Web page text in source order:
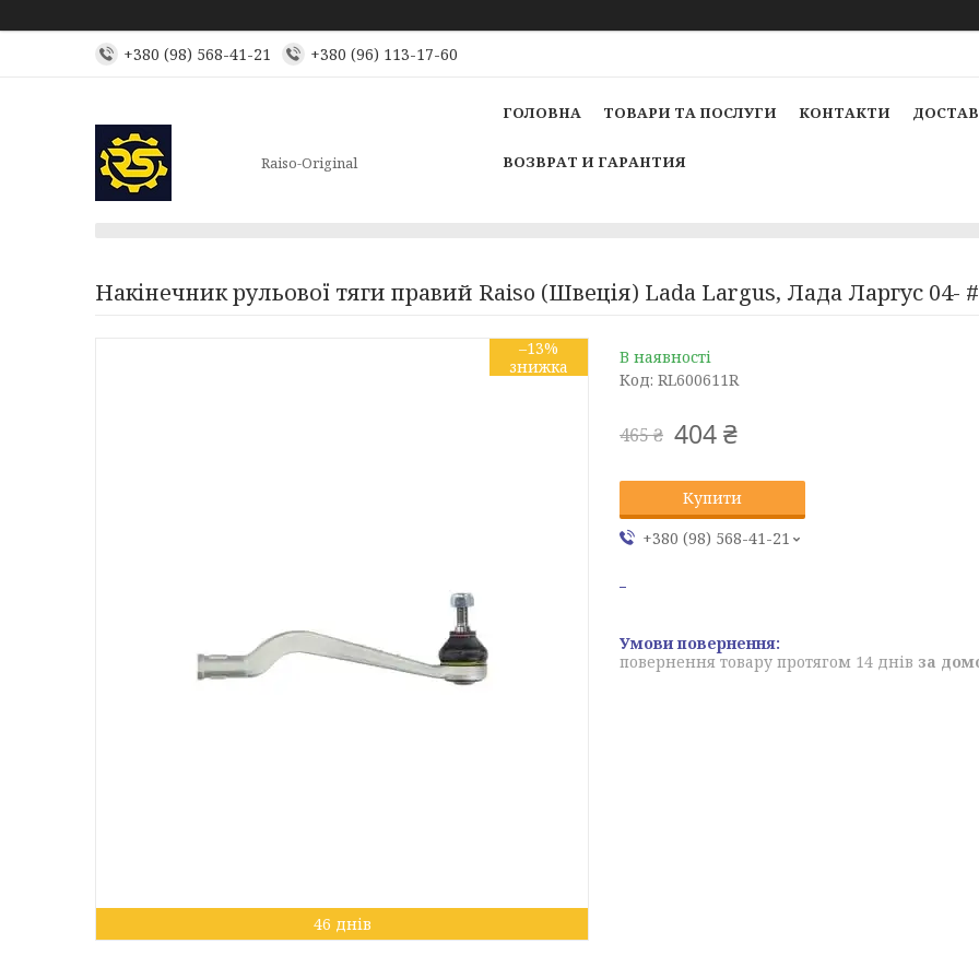
+380 (98) 568-41-21 +380 (96) 113-17-60
Raiso-Original
ГОЛОВНА ТОВАРИ ТА ПОСЛУГИ КОНТАКТИ
ВОЗВРАТ И ГАРАНТИЯ
Накінечник рульової тяги правий Raiso (Швеція) Lada Largus, Лада Ларгус 04-
–13%
46 днів
В наявності
Код: RL600611R
465 ₴ 404 ₴
Купити
+380 (98) 568-41-21
повернення товару протягом 14 днів за